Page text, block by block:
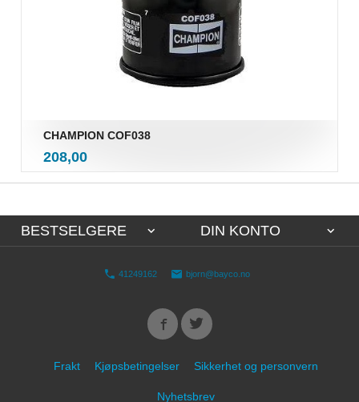
CHAMPION COF038
Pris
208,00mva.
BESTSELGERE DIN KONTO
41249162 bjorn@bayco.no
Frakt Kjøpsbetingelser Sikkerhet og personvern
Nyhetsbrev